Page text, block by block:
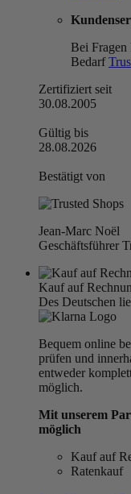
Bei Fragen
Bedarf
Zertifiziert seit
30.08.2005
Gültig bis
28.08.2026
Bestätigt von
Jean-Marc Noël
Geschäftsführer
Kauf auf
Des Deutschen
Bequem online
prüfen und
entweder
möglich.
Mit unserem
möglich
Kauf auf
Ratenkauf